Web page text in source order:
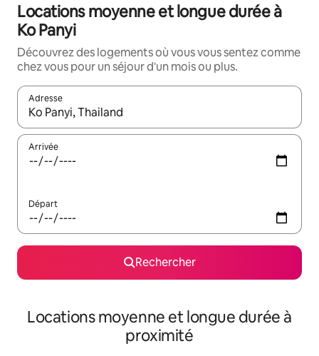
Locations moyenne et longue durée à
Ko Panyi
Découvrez des logements où vous vous sentez comme
chez vous pour un séjour d'un mois ou plus.
Adresse
Lorsque les résultats s'affichent, utilisez les flèches vers le
Arrivée
Départ
Rechercher
Locations moyenne et longue durée à
proximité